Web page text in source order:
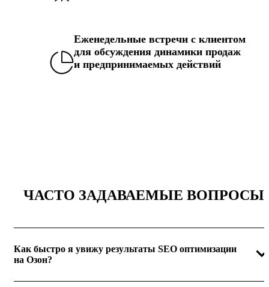
Еженедельные встречи с клиентом
для обсуждения динамики продаж
и предпринимаемых действий
ЧАСТО ЗАДАВАЕМЫЕ ВОПРОСЫ
Как быстро я увижу результаты SEO оптимизации
на Озон?